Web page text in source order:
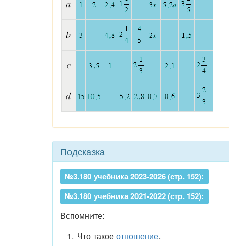
Подсказка
№3.180 учебника 2023-2026 (стр. 152):
№3.180 учебника 2021-2022 (стр. 152):
Вспомните:
Что такоеотношение.